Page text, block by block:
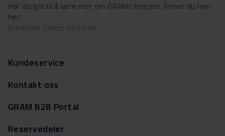
Har du lyst til å lære mer om GRAMs historie, finner du mer
her:
Brødrene Grams Museum
Kundeservice
Kontakt oss
GRAM B2B Portal
Reservedeler